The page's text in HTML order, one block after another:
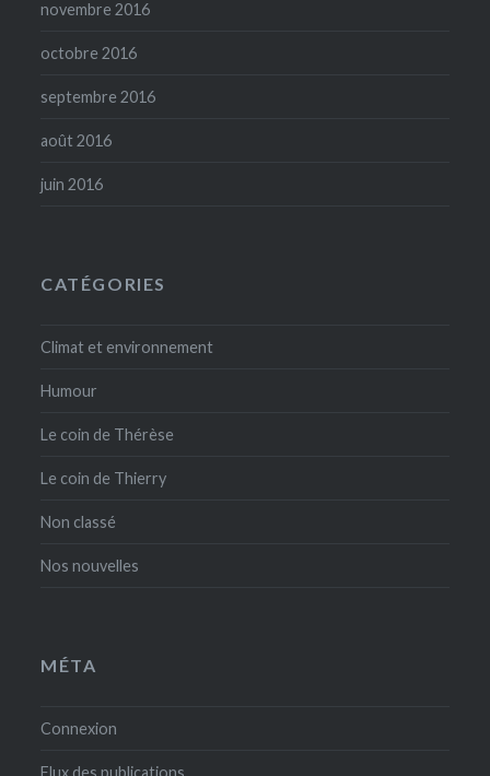
novembre 2016
octobre 2016
septembre 2016
août 2016
juin 2016
CATÉGORIES
Climat et environnement
Humour
Le coin de Thérèse
Le coin de Thierry
Non classé
Nos nouvelles
MÉTA
Connexion
Flux des publications